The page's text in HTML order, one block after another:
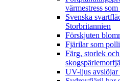
värmestress
Svenska
Storbritannien
Förskjuten
Fjärilar som
Färg, storlek
UV-ljus avslöjar